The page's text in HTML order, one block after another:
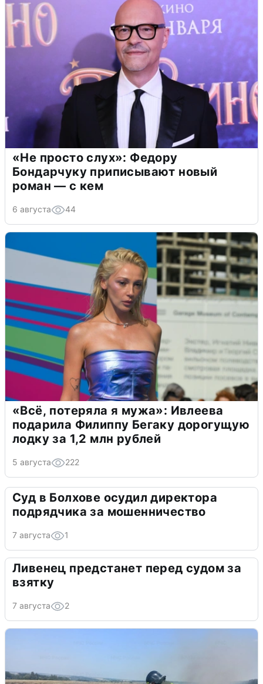
«Не просто слух»: Федору
Бондарчуку приписывают новый
роман — с кем
6 августа 44
«Всё, потеряла я мужа»: Ивлеева
подарила Филиппу Бегаку дорогущую
лодку за 1,2 млн рублей
5 августа 222
Суд в Болхове осудил директора
подрядчика за мошенничество
7 августа 1
Ливенец предстанет перед судом за
взятку
7 августа 2